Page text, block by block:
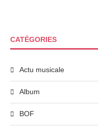
CATÉGORIES
Actu musicale
Album
BOF